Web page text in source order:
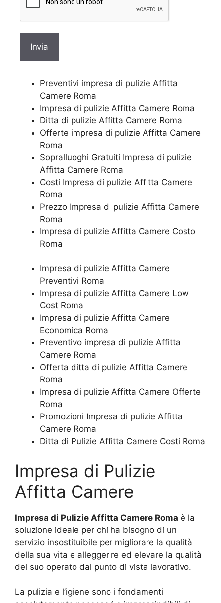
Preventivi impresa di pulizie Affitta
Camere Roma
Impresa di pulizie Affitta Camere Roma
Ditta di pulizie Affitta Camere Roma
Offerte impresa di pulizie Affitta Camere
Roma
Sopralluoghi Gratuiti Impresa di pulizie
Affitta Camere Roma
Costi Impresa di pulizie Affitta Camere
Roma
Prezzo Impresa di pulizie Affitta Camere
Roma
Impresa di pulizie Affitta Camere Costo
Roma
Impresa di pulizie Affitta Camere
Preventivi Roma
Impresa di pulizie Affitta Camere Low
Cost Roma
Impresa di pulizie Affitta Camere
Economica Roma
Preventivo impresa di pulizie Affitta
Camere Roma
Offerta ditta di pulizie Affitta Camere
Roma
Impresa di pulizie Affitta Camere Offerte
Roma
Promozioni Impresa di pulizie Affitta
Camere Roma
Ditta di Pulizie Affitta Camere Costi Roma
Impresa di Pulizie
Affitta Camere
Impresa di Pulizie Affitta Camere Roma è la
soluzione ideale per chi ha bisogno di un
servizio insostituibile per migliorare la qualità
della sua vita e alleggerire ed elevare la qualità
del suo operato dal punto di vista lavorativo.
La pulizia e l’igiene sono i fondamenti